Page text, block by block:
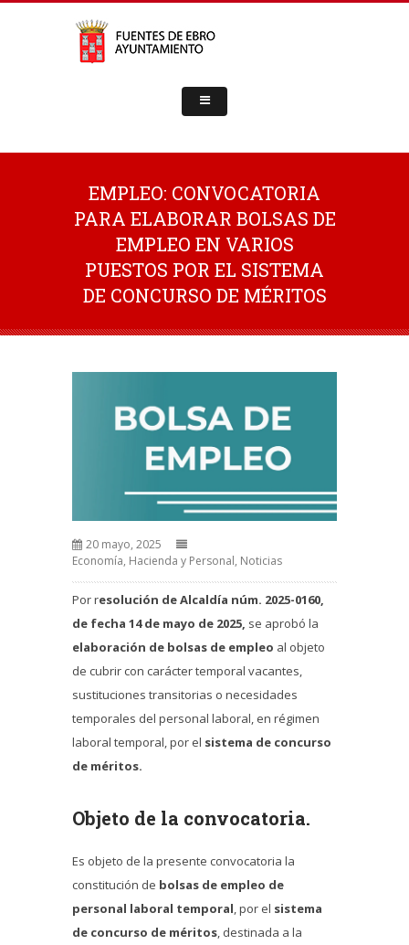
EMPLEO: CONVOCATORIA
PARA ELABORAR BOLSAS DE
EMPLEO EN VARIOS
PUESTOS POR EL SISTEMA
DE CONCURSO DE MÉRITOS
20 mayo, 2025
Economía, Hacienda y Personal, Noticias
Por resolución de Alcaldía núm. 2025-0160,
de fecha 14 de mayo de 2025, se aprobó la
elaboración de bolsas de empleo al objeto
de cubrir con carácter temporal vacantes,
sustituciones transitorias o necesidades
temporales del personal laboral, en régimen
laboral temporal, por el sistema de concurso
de méritos.
Objeto de la convocatoria.
Es objeto de la presente convocatoria la
constitución de bolsas de empleo de
personal laboral temporal, por el sistema
de concurso de méritos, destinada a la